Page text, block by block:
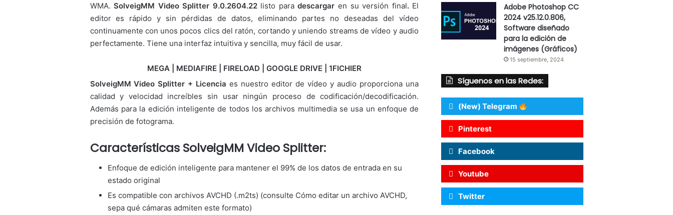
WMA.SolveigMM Video Splitter 9.0.2604.22 listo paradescargar en su versión final. El
editor es rápido y sin pérdidas de datos, eliminando partes no deseadas del vídeo
continuamente con unos pocos clics del ratón, cortando y uniendo streams de vídeo y audio
perfectamente. Tiene una interfaz intuitiva y sencilla, muy fácil de usar.
MEGA | MEDIAFIRE | FIRELOAD | GOOGLE DRIVE | 1FICHIER
SolveigMM Video Splitter + Licenciaes nuestro editor de vídeo y audio proporciona una
calidad y velocidad increíbles sin usar ningún proceso de codificación/decodificación.
Además para la edición inteligente de todos los archivos multimedia se usa un enfoque de
precisión de fotograma.
Características SolveigMM Video Splitter:
Enfoque de edición inteligente para mantener el 99% de los datos de entrada en su
estado original
Es compatible con archivos AVCHD (.m2ts) (consulte Cómo editar un archivo AVCHD,
sepa qué cámaras admiten este formato)
Adobe Photoshop CC
2024 v25.12.0.806,
Software diseñado
para la edición de
imágenes (Gráficos)
15 septiembre, 2024
Síguenos en las Redes:
(New) Telegram
Pinterest
Facebook
Youtube
Twitter